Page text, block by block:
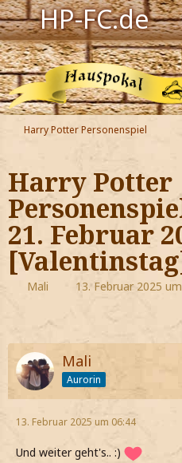
HP-FC.de
Navigation
Harry Potter
Der HP-FC
Hogwarts
Zauberwelt
Willkommen
Jetzt Fanclub-
Harry Potter Personenspiel
Harry Potter
21. Februar
Mali 13. Februar 2025
Mali
Aurorin
13. Februar 2025 um 06:44
Und weiter geht's.. :)